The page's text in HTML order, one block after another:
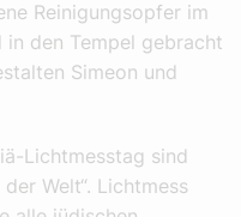
Reinigungsopfer im
in den Tempel gebracht
Simeon und
Lichtmesstag sind
Welt“. Lichtmess